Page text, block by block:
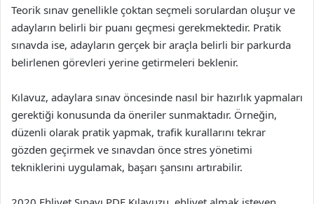
Teorik sınav genellikle çoktan seçmeli sorulardan oluşur ve
adayların belirli bir puanı geçmesi gerekmektedir. Pratik
sınavda ise, adayların gerçek bir araçla belirli bir parkurda
belirlenen görevleri yerine getirmeleri beklenir.
Kılavuz, adaylara sınav öncesinde nasıl bir hazırlık yapmaları
gerektiği konusunda da öneriler sunmaktadır. Örneğin,
düzenli olarak pratik yapmak, trafik kurallarını tekrar
gözden geçirmek ve sınavdan önce stres yönetimi
tekniklerini uygulamak, başarı şansını artırabilir.